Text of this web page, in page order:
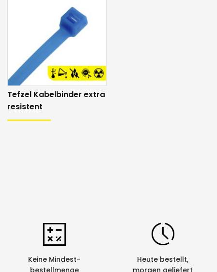
Tefzel Kabelbinder extra
resistent
Keine Mindest-
Heute bestellt,